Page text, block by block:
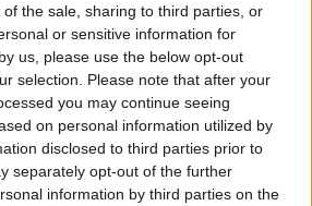
the sale, sharing to third parties, or
or sensitive information for
us, please use the below opt-out
selection. Please note that after your
you may continue seeing
on personal information utilized by
disclosed to third parties prior to
separately opt-out of the further
information by third parties on the
számítani a nyitást követően
részvényindexek
értékeket mutatnak a várt
növekedés közzététele után.